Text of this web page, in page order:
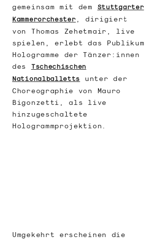
gemeinsam mit dem Stuttgarter
Kammerorchester , dirigiert
von Thomas Zehetmair, live
spielen, erlebt das Publikum
Hologramme der Tänzer:innen
des
Tschechischen
Nationalballetts
unter der
Choreographie von Mauro
Bigonzetti, als live
hinzugeschaltete
Hologrammprojektion.
Umgekehrt erscheinen die